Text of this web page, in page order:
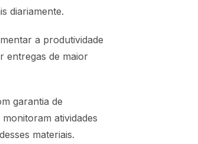
diariamente.
a produtividade
entregas de maior
garantia de
atividades
materiais.